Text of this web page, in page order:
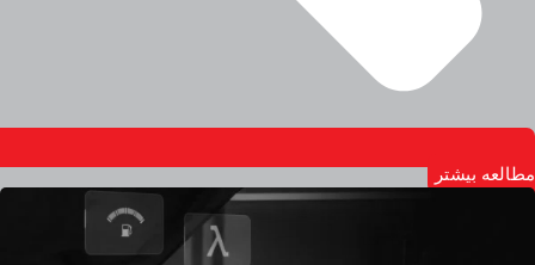
مطالعه بیشتر